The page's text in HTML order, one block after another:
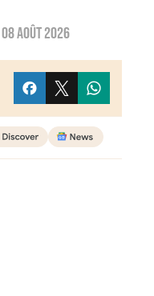
08 août 2026